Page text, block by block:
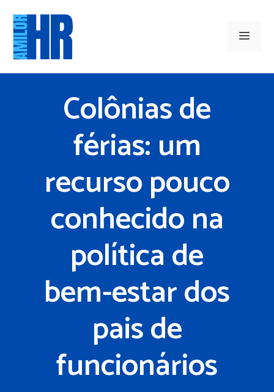
para
conteúdo
Menu
Colônias de
férias: um
recurso pouco
conhecido na
política de
bem-estar dos
pais de
funcionários